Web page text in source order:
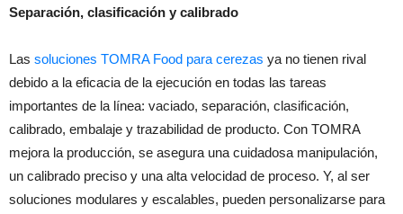
Separación, clasificación y calibrado
Las soluciones TOMRA Food para cerezas ya no tienen rival
debido a la eficacia de la ejecución en todas las tareas
importantes de la línea: vaciado, separación, clasificación,
calibrado, embalaje y trazabilidad de producto. Con TOMRA
mejora la producción, se asegura una cuidadosa manipulación,
un calibrado preciso y una alta velocidad de proceso. Y, al ser
soluciones modulares y escalables, pueden personalizarse para